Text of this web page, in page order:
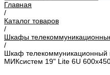
Главная
/
Каталог товаров
/
Шкафы
/
Шкаф телекоммуникационный
МИКсистем 19" Lite 6U